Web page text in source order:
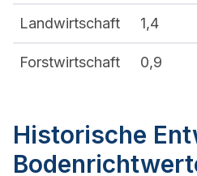
Landwirtschaft 1,4
Forstwirtschaft 0,9
Historische